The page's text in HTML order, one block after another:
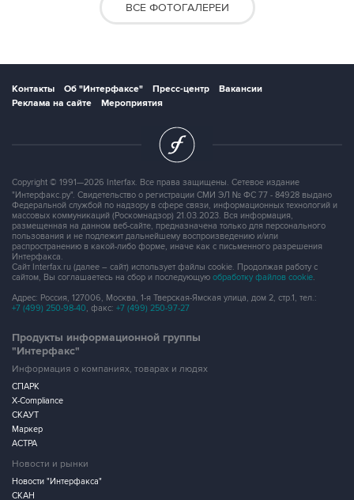
ВСЕ ФОТОГАЛЕРЕИ
Контакты Об "Интерфаксе" Пресс-центр
Вакансии
Реклама на сайте
Мероприятия
Copyright © 1991—2026 Interfax. Все права защищены. Сетевое издание
"Интерфакс.ру". Свидетельство о регистрации СМИ ЭЛ № ФС 77 - 84928 выдано
Федеральной службой по надзору в сфере связи, информационных технологий и
массовых коммуникаций (Роскомнадзор) 21.03.2023. Вся информация,
размещенная на данном веб-сайте, предназначена только для персонального
пользования и не подлежит дальнейшему воспроизведению и/или
распространению в какой-либо форме, иначе как с письменного разрешения
Интерфакса.
Сайт Interfax.ru (далее – сайт) использует файлы cookie. Продолжая работу с
сайтом, Вы соглашаетесь на сбор и последующую обработку файлов cookie.
Адрес: Россия, 127006, Москва, 1-я Тверская-Ямская улица, дом 2, стр.1, тел.:
+7 (499) 250-98-40, факс: +7 (499) 250-97-27
Продукты информационной группы
"Интерфакс"
Информация о компаниях, товарах и людях
СПАРК
X-Compliance
СКАУТ
Маркер
АСТРА
Новости и рынки
Новости "Интерфакса"
СКАН